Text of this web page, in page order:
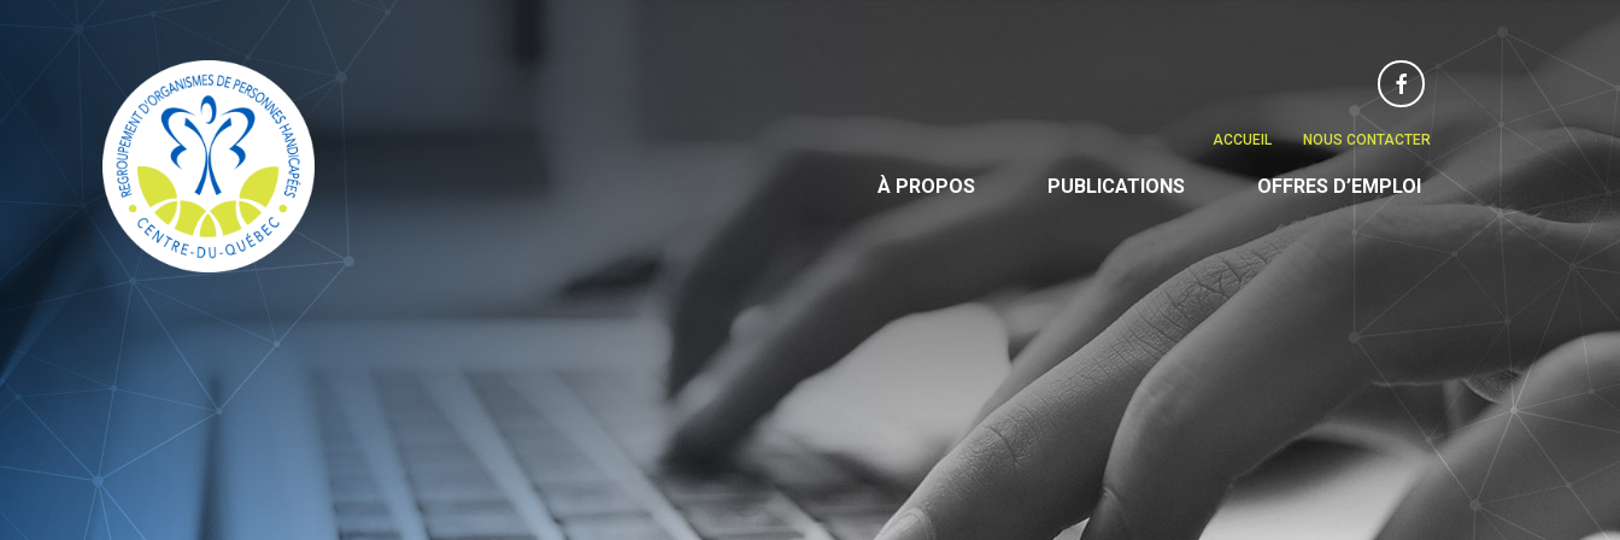
Facebook
ACCUEIL NOUS CONTACTER
À PROPOS PUBLICATIONS OFFRES D’EMPLOI
Facebook